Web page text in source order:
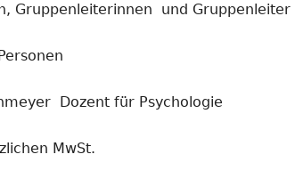
Gruppenleiterinnen und
Dozent für Psychologie
MwSt.